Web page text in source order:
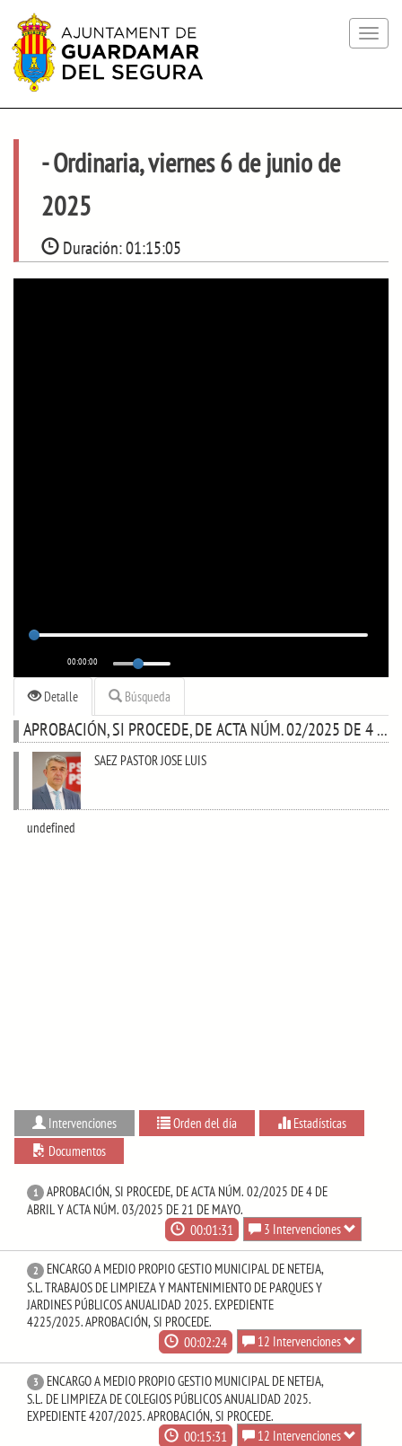
Toggle
- Ordinaria, viernes 6 de junio de
2025
Duración:01:15:05
00:00:00
Detalle Búsqueda
APROBACIÓN, SI PROCEDE, DE ACTA NÚM. 02/2025 DE 4 DE ABRIL Y ACTA NÚM. 03/2025 DE 21 DE MAYO.
SAEZ PASTOR JOSE LUIS
undefined
Intervenciones Orden del día
Estadísticas
Documentos
1
APROBACIÓN, SI PROCEDE, DE ACTA NÚM. 02/2025 DE 4 DE
ABRIL Y ACTA NÚM. 03/2025 DE 21 DE MAYO.
00:01:31 3 Intervenciones
2
ENCARGO A MEDIO PROPIO GESTIO MUNICIPAL DE NETEJA,
S.L. TRABAJOS DE LIMPIEZA Y MANTENIMIENTO DE PARQUES Y
JARDINES PÚBLICOS ANUALIDAD 2025. EXPEDIENTE
4225/2025. APROBACIÓN, SI PROCEDE.
00:02:24 12 Intervenciones
3
ENCARGO A MEDIO PROPIO GESTIO MUNICIPAL DE NETEJA,
S.L. DE LIMPIEZA DE COLEGIOS PÚBLICOS ANUALIDAD 2025.
EXPEDIENTE 4207/2025. APROBACIÓN, SI PROCEDE.
00:15:31 12 Intervenciones